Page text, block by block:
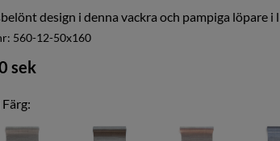
design i denna vackra och pampiga löpare i
560-12-50x160
sek